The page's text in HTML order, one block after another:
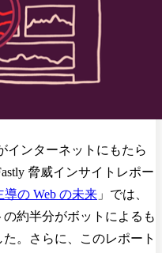
インターネットにもたら
脅威インサイトレポー
の Web の未来 」では、
約半分がボットによるも
。さらに、このレポート